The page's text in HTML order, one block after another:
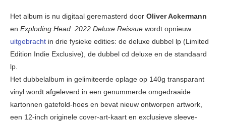
Het album is nu digitaal geremasterd door Oliver Ackermann
en Exploding Head: 2022 Deluxe Reissue wordt opnieuw
uitgebracht in drie fysieke edities: de deluxe dubbel lp (Limited
Edition Indie Exclusive), de dubbel cd deluxe en de standaard
lp.
Het dubbelalbum in gelimiteerde oplage op 140g transparant
vinyl wordt afgeleverd in een genummerde omgedraaide
kartonnen gatefold-hoes en bevat nieuw ontworpen artwork,
een 12-inch originele cover-art-kaart en exclusieve sleeve-